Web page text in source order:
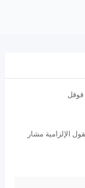
الإلزامية مشار